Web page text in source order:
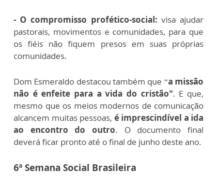
- O compromisso profético-social: visa ajudar
pastorais, movimentos e comunidades, para que
os fiéis não fiquem presos em suas próprias
comunidades.
Dom Esmeraldo destacou também que “a missão
não é enfeite para a vida do cristão". E que,
mesmo que os meios modernos de comunicação
alcancem muitas pessoas, é imprescindível a ida
ao encontro do outro. O documento final
deverá ficar pronto até o final de junho deste ano.
6ª Semana Social Brasileira